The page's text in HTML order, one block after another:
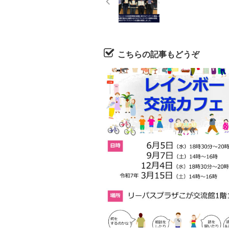
こちらの記事もどうぞ